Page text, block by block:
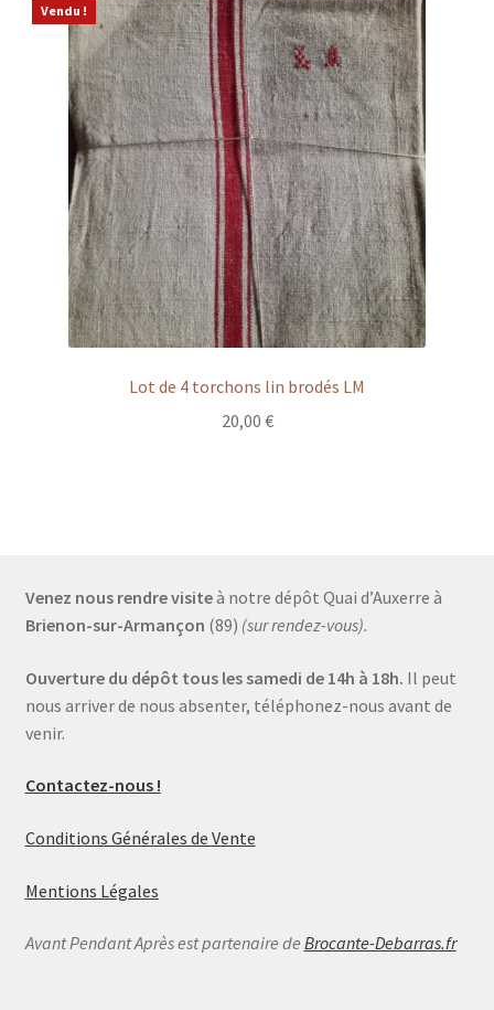
Vendu !
Lot de 4 torchons lin brodés LM
20,00 €
Venez nous rendre visiteà notre dépôt Quai d’Auxerre à
Brienon-sur-Armançon (89) (sur rendez-vous).
Ouverture du dépôt tous les samedi de 14h à 18h. Il peut
nous arriver de nous absenter, téléphonez-nous avant de
venir.
Contactez-nous !
Conditions Générales de Vente
Mentions Légales
Avant Pendant Après est partenaire de Brocante-Debarras.fr